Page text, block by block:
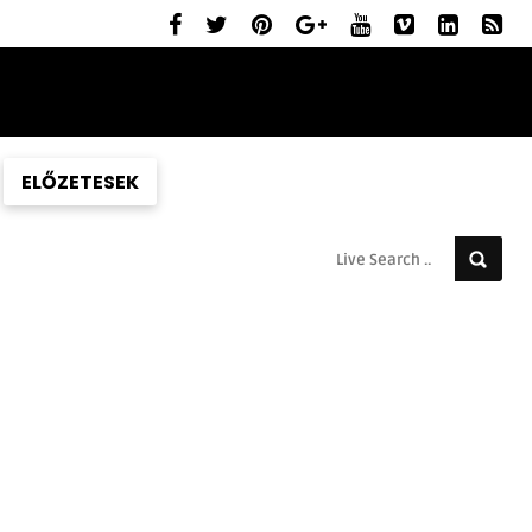
ELŐZETESEK